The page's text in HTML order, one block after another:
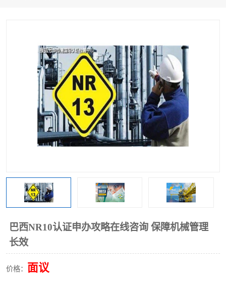
巴西NR10认证申办攻略在线咨询 保障机械管理
长效
价格： 面议